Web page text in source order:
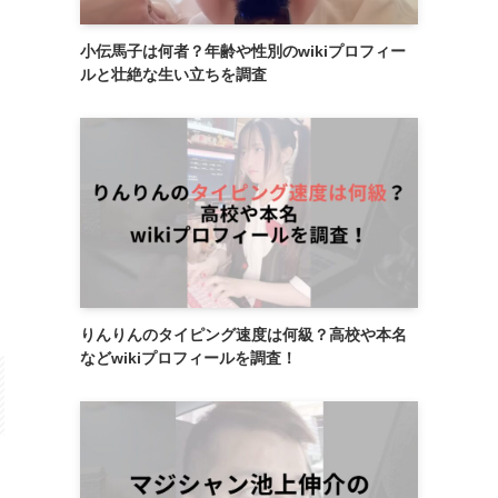
小伝馬子は何者？年齢や性別のwikiプロフィー
ルと壮絶な生い立ちを調査
りんりんのタイピング速度は何級？高校や本名
などwikiプロフィールを調査！